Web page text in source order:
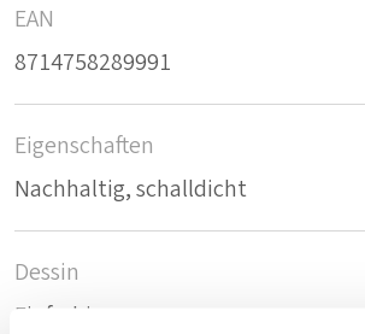
EAN
8714758289991
Eigenschaften
Nachhaltig, schalldicht
Dessin
Einfarbig